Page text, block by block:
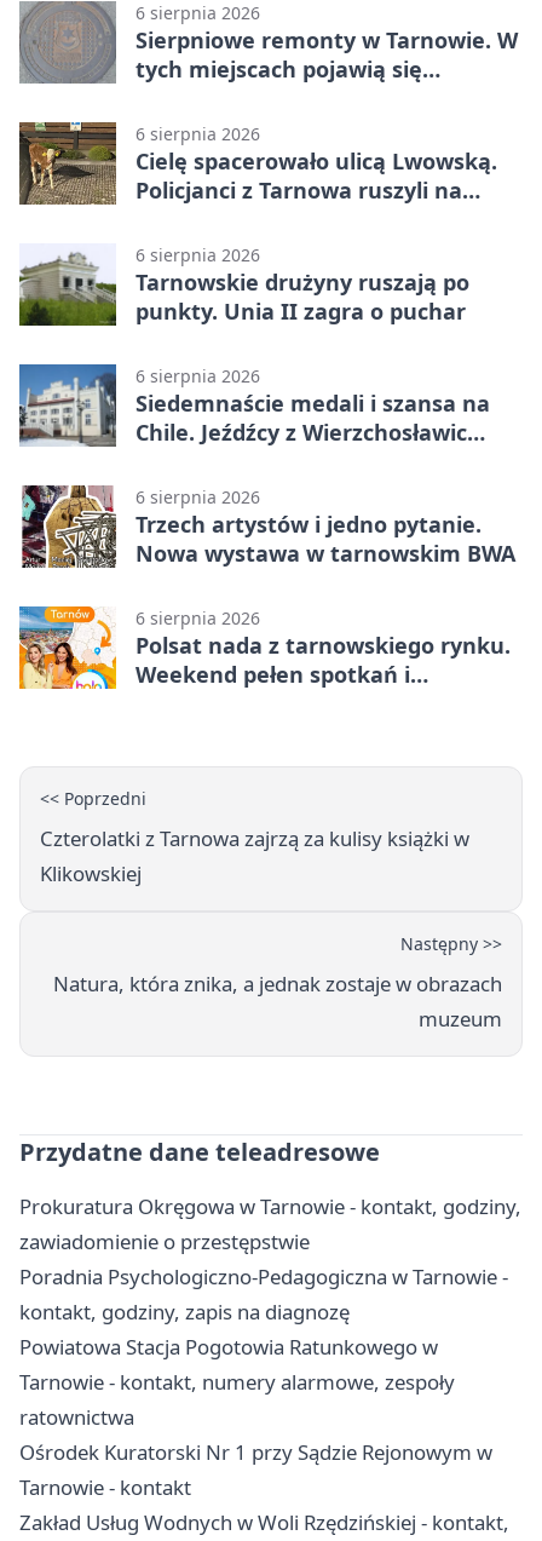
6 sierpnia 2026
Sierpniowe remonty w Tarnowie. W
tych miejscach pojawią się
6 sierpnia 2026
Cielę spacerowało ulicą Lwowską.
Policjanci z Tarnowa ruszyli na
6 sierpnia 2026
Tarnowskie drużyny ruszają po
punkty. Unia II zagra o puchar
6 sierpnia 2026
Siedemnaście medali i szansa na
Chile. Jeźdźcy z Wierzchosławic
6 sierpnia 2026
Trzech artystów i jedno pytanie.
Nowa wystawa w tarnowskim BWA
6 sierpnia 2026
Polsat nada z tarnowskiego rynku.
Weekend pełen spotkań i
<< Poprzedni
Czterolatki z Tarnowa zajrzą za kulisy książki w
Klikowskiej
Następny >>
Natura, która znika, a jednak zostaje w obrazach
muzeum
Przydatne dane teleadresowe
Prokuratura Okręgowa w Tarnowie - kontakt, godziny,
zawiadomienie o przestępstwie
Poradnia Psychologiczno-Pedagogiczna w Tarnowie -
kontakt, godziny, zapis na diagnozę
Powiatowa Stacja Pogotowia Ratunkowego w
Tarnowie - kontakt, numery alarmowe, zespoły
ratownictwa
Ośrodek Kuratorski Nr 1 przy Sądzie Rejonowym w
Tarnowie - kontakt
Zakład Usług Wodnych w Woli Rzędzińskiej - kontakt,